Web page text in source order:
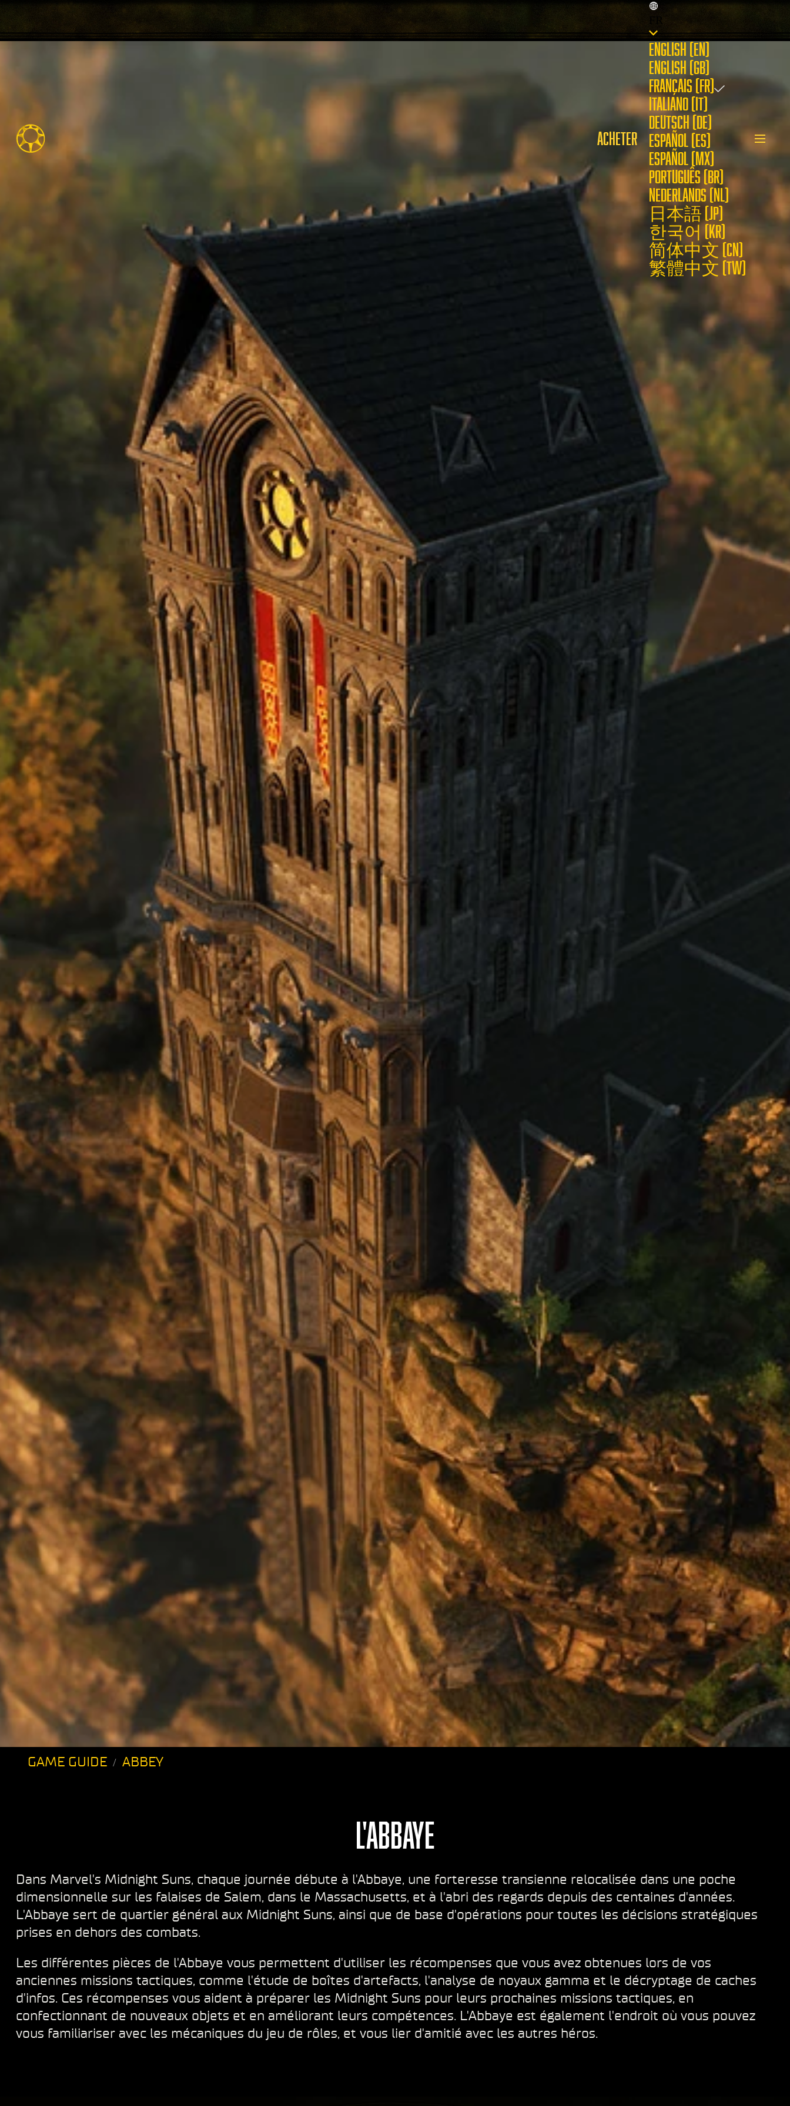
ACHETER
FR
ENGLISH (EN)
ENGLISH (GB)
FRANÇAIS (FR)
ITALIANO (IT)
DEUTSCH (DE)
ESPAÑOL (ES)
ESPAÑOL (MX)
PORTUGUÊS (BR)
NEDERLANDS (NL)
日本語 (JP)
한국어 (KR)
简体中文 (CN)
繁體中文 (TW)
GAME GUIDE ABBEY
L'ABBAYE
Dans Marvel's Midnight Suns, chaque journée débute à l'Abbaye, une forteresse transienne relocalisée dans une poche
dimensionnelle sur les falaises de Salem, dans le Massachusetts, et à l'abri des regards depuis des centaines d'années.
L'Abbaye sert de quartier général aux Midnight Suns, ainsi que de base d'opérations pour toutes les décisions stratégiques
prises en dehors des combats.
Les différentes pièces de l'Abbaye vous permettent d'utiliser les récompenses que vous avez obtenues lors de vos
anciennes missions tactiques, comme l'étude de boîtes d'artefacts, l'analyse de noyaux gamma et le décryptage de caches
d'infos. Ces récompenses vous aident à préparer les Midnight Suns pour leurs prochaines missions tactiques, en
confectionnant de nouveaux objets et en améliorant leurs compétences. L'Abbaye est également l'endroit où vous pouvez
vous familiariser avec les mécaniques du jeu de rôles, et vous lier d'amitié avec les autres héros.